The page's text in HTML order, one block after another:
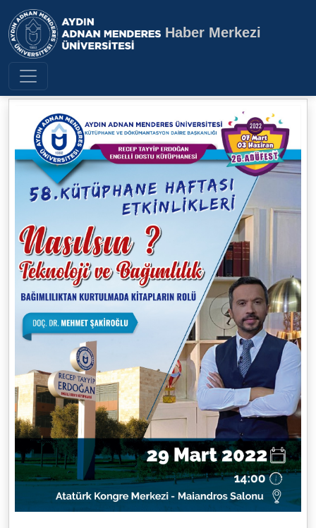
Aydın Adnan Menderes
Haber Merkezi